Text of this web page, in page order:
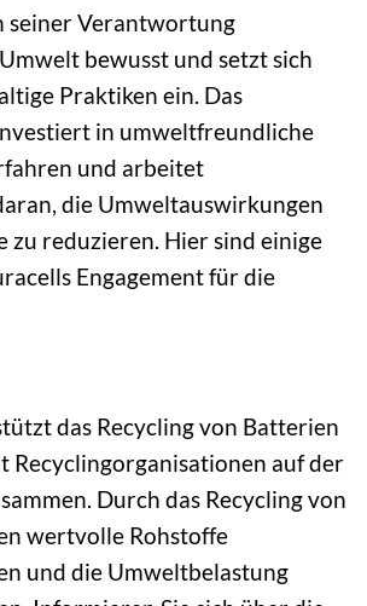
seiner Verantwortung
bewusst und setzt sich
Praktiken ein. Das
in umweltfreundliche
und arbeitet
die Umweltauswirkungen
zu reduzieren. Hier sind einige
Engagement für die
das Recycling von Batterien
Recyclingorganisationen auf der
Durch das Recycling von
wertvolle Rohstoffe
und die Umweltbelastung